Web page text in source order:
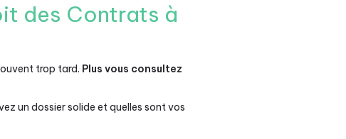
des Contrats à
trop tard. Plus vous consultez
un dossier solide et quelles sont vos